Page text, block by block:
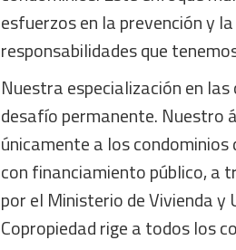
esfuerzos en la prevención y
responsabilidades que
Nuestra especialización en
desafío permanente. Nuestro
únicamente a los
con financiamiento público, a
por el Ministerio de Vivienda y
Copropiedad rige a todos los